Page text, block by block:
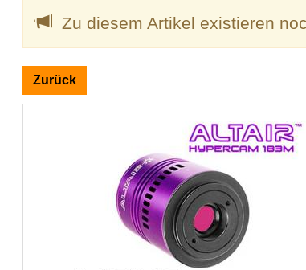
Zu diesem Artikel existieren
Zurück